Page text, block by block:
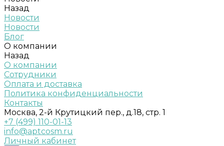
Назад
Новости
Новости
Блог
О компании
Назад
О компании
Сотрудники
Оплата и доставка
Политика конфиденциальности
Контакты
Москва, 2-й Крутицкий пер., д.18, стр. 1
+7 (499) 110-01-13
info@aptcosm.ru
Личный кабинет